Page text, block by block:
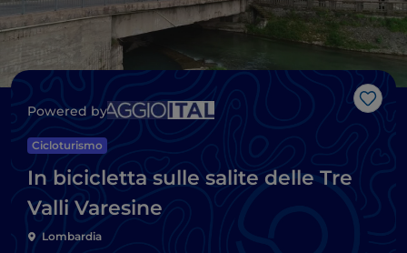
Like
Powered by
Cicloturismo
In bicicletta sulle salite delle Tre
Valli Varesine
Lombardia